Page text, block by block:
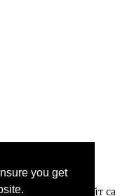
you get
права запазени.
в този сайт са